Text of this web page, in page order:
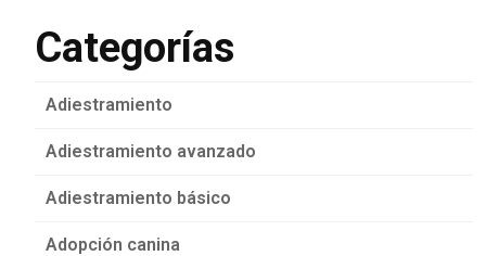
Categorías
Adiestramiento
Adiestramiento avanzado
Adiestramiento básico
Adopción canina